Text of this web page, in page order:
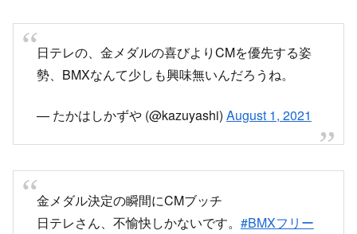
日テレの、金メダルの喜びよりCMを優先する姿
勢、BMXなんて少しも興味無いんだろうね。
— たかはしかずや (@kazuyashi) August 1, 2021
金メダル決定の瞬間にCMブッチ
日テレさん、不愉快しかないです。 #BMXフリー